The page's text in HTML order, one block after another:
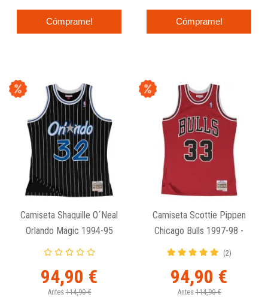
Cómprame! Cómprame!
Camiseta Shaquille O´Neal
Orlando Magic 1994-95
NBA Swingman Mitchell And
94,90 €
Antes 114,90 €
Camiseta Scottie Pippen
Chicago Bulls 1997-98 -
Swingman Mitchell And
(2)
94,90 €
Antes 114,90 €